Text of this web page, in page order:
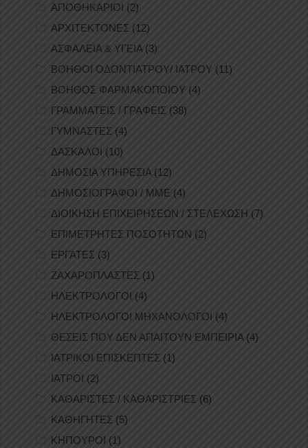
ΑΠΟΘΗΚΑΡΙΟΙ (2)
ΑΡΧΙΤΕΚΤΟΝΕΣ (12)
ΑΣΦΑΛΕΙΑ & ΥΓΕΙΑ(3)
ΒΟΗΘΟΙ ΟΔΟΝΤΙΑΤΡΟΥ/ ΙΑΤΡΟΥ (11)
ΒΟΗΘΟΣ ΦΑΡΜΑΚΟΠΟΙΟΥ (4)
ΓΡΑΜΜΑΤΕΙΣ / ΓΡΑΦΕΙΣ (38)
ΓΥΜΝΑΣΤΕΣ (4)
ΔΑΣΚΑΛΟΙ (10)
ΔΗΜΟΣΙΑ ΥΠΗΡΕΣΙΑ (12)
ΔΗΜΟΣΙΟΓΡΑΦΟΙ / ΜΜΕ (4)
ΔΙΟΙΚΗΣΗ ΕΠΙΧΕΙΡΗΣΕΩΝ / ΣΤΕΛΕΧΩΣΗ (7)
ΕΠΙΜΕΤΡΗΤΕΣ ΠΟΣΟΤΗΤΩΝ (2)
ΕΡΓΑΤΕΣ (3)
ΖΑΧΑΡΟΠΛΑΣΤΕΣ (1)
ΗΛΕΚΤΡΟΛΟΓΟΙ (4)
ΗΛΕΚΤΡΟΛΟΓΟΙ ΜΗΧΑΝΟΛΟΓΟΙ (4)
ΘΕΣΕΙΣ ΠΟΥ ΔΕΝ ΑΠΑΙΤΟΥΝ ΕΜΠΕΙΡΙΑ(4)
ΙΑΤΡΙΚΟΙ ΕΠΙΣΚΕΠΤΕΣ (1)
ΙΑΤΡΟΙ (2)
ΚΑΘΑΡΙΣΤΕΣ / ΚΑΘΑΡΙΣΤΡΙΕΣ (6)
ΚΑΘΗΓΗΤΕΣ (5)
ΚΗΠΟΥΡΟΙ (1)